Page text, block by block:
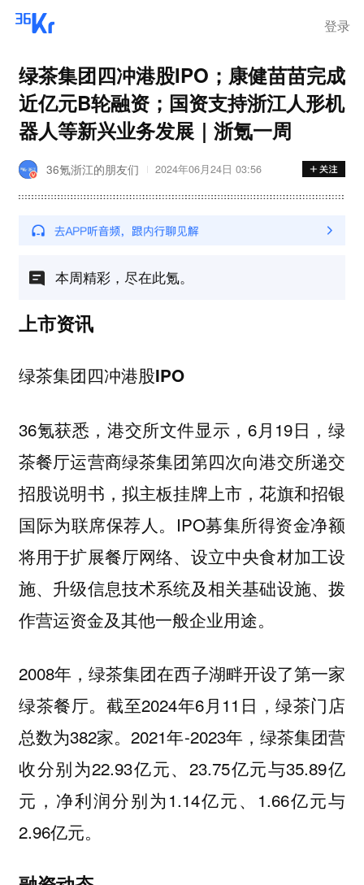
登录
绿茶集团四冲港股IPO；康健苗苗完成
近亿元B轮融资；国资支持浙江人形机
器人等新兴业务发展｜浙氪一周
36氪浙江的朋友们 2024年06月24日 03:56
本周精彩，尽在此氪。
上市资讯
绿茶集团四冲港股IPO
36氪获悉，港交所文件显示，6月19日，绿
茶餐厅运营商绿茶集团第四次向港交所递交
招股说明书，拟主板挂牌上市，花旗和招银
国际为联席保荐人。IPO募集所得资金净额
将用于扩展餐厅网络、设立中央食材加工设
施、升级信息技术系统及相关基础设施、拨
作营运资金及其他一般企业用途。
2008年，绿茶集团在西子湖畔开设了第一家
绿茶餐厅。截至2024年6月11日，绿茶门店
总数为382家。2021年-2023年，绿茶集团营
收分别为22.93亿元、23.75亿元与35.89亿
元，净利润分别为1.14亿元、1.66亿元与
2.96亿元。